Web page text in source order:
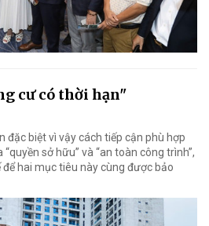
cư có thời hạn"
đặc biệt vì vậy cách tiếp cận phù hợp
sở hữu” và “an toàn công trình”,
hai mục tiêu này cùng được bảo